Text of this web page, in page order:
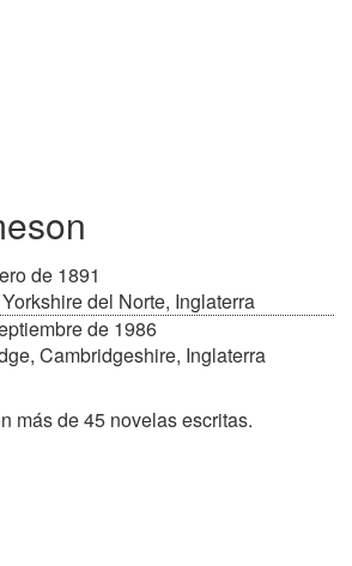
de 1891
del Norte, Inglaterra
de 1986
Cambridgeshire, Inglaterra
más de 45 novelas escritas.